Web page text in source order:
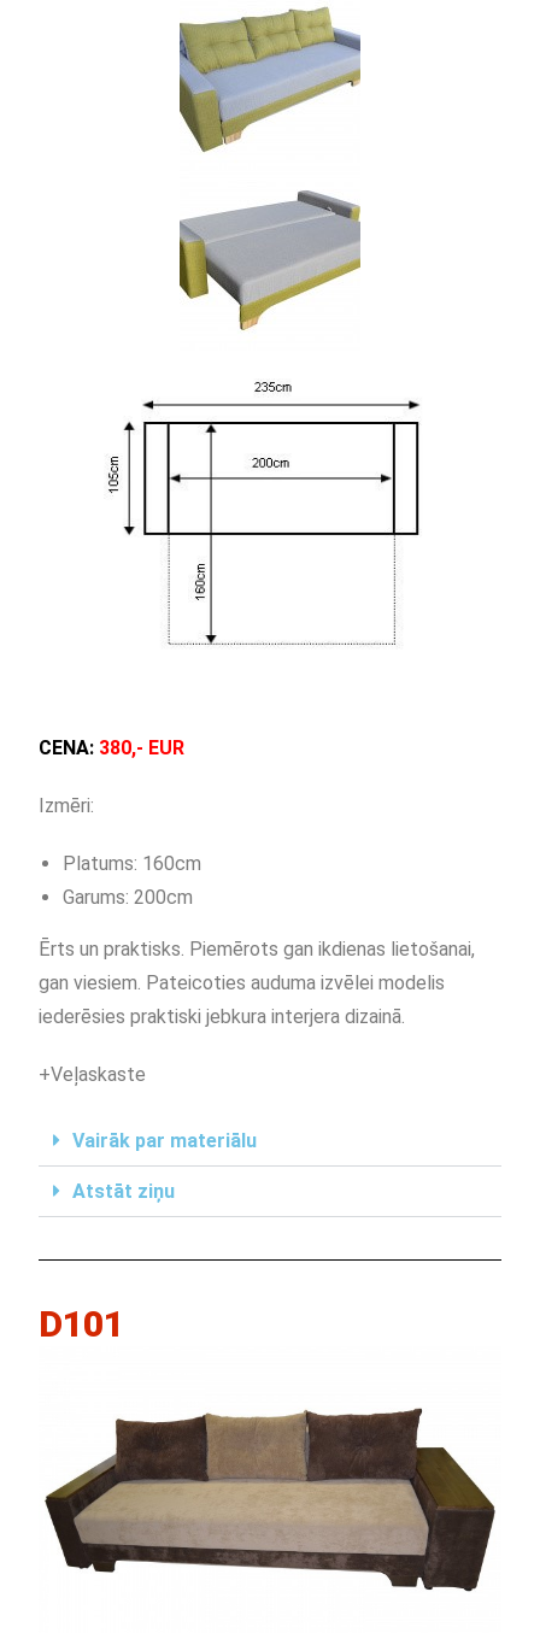
CENA: 380,- EUR
Izmēri:
Platums: 160cm
Garums: 200cm
Ērts un praktisks. Piemērots gan ikdienas lietošanai,
gan viesiem. Pateicoties auduma izvēlei modelis
iederēsies praktiski jebkura interjera dizainā.
+Veļaskaste
Vairāk par materiālu
Atstāt ziņu
D101